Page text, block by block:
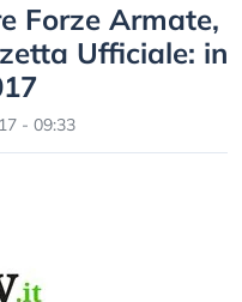
Forze Armate,
Ufficiale: in
- 09:33